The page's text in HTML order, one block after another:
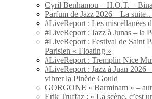
Cyril Benhamou – H.O.T. –
Parfum de Jazz 2026 – La
#LiveReport : Les miscellanées
#LiveReport : Jazz à Junas – la
#LiveReport : Festival de Saint
Parisien « Floating »
#LiveReport : Tremplin Nice
#LiveReport : Jazz à Juan 2026
vibrer la Pinède Gould
GORGONE « Barminam » –
Erik Truffaz : « La scène, c’est